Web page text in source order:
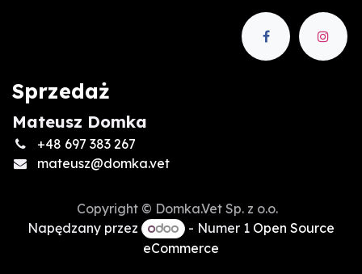
Sprzedaż
Mateusz Domka
+48 697 383 267
mateusz@domka.vet
Copyright © Domka.Vet Sp. z o.o.
Napędzany przez
- Numer 1 Open Source
eCommerce